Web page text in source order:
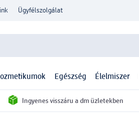
Ügyfélszolgálat
Egészség Élelmiszer
Ingyenes visszáru a dm üzletekben